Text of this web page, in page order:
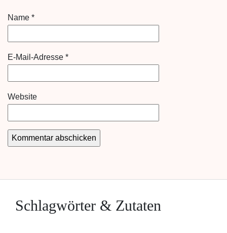
Name *
E-Mail-Adresse *
Website
Schlagwörter & Zutaten